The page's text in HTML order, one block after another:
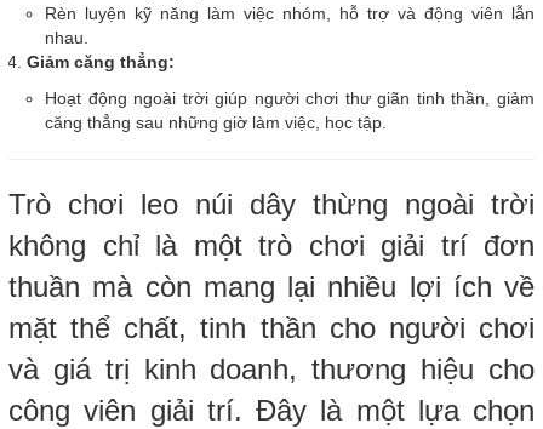
Rèn luyện kỹ năng làm việc nhóm, hỗ trợ và động viên lẫn
nhau.
Giảm căng thẳng:
Hoạt động ngoài trời giúp người chơi thư giãn tinh thần, giảm
căng thẳng sau những giờ làm việc, học tập.
Trò chơi leo núi dây thừng ngoài trời
không chỉ là một trò chơi giải trí đơn
thuần mà còn mang lại nhiều lợi ích về
mặt thể chất, tinh thần cho người chơi
và giá trị kinh doanh, thương hiệu cho
công viên giải trí. Đây là một lựa chọn